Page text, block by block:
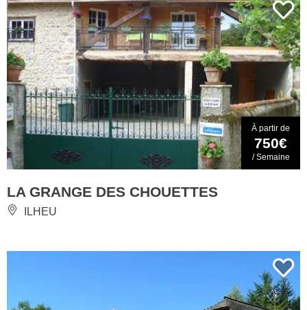
À partir de
750€
/ Semaine
LA GRANGE DES CHOUETTES
ILHEU